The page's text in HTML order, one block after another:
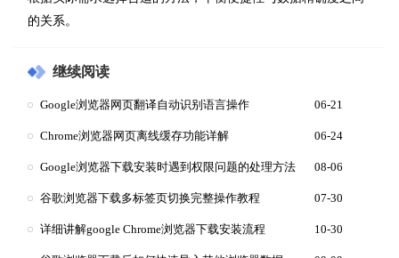
的关系。
继续阅读
Google浏览器网页翻译自动识别语言操作 06-21
Chrome浏览器网页离线缓存功能详解 06-24
Google浏览器下载安装时遇到权限问题的处理方法 08-06
谷歌浏览器下载多标签页切换完整操作教程 07-30
详细讲解google Chrome浏览器下载安装流程 10-30